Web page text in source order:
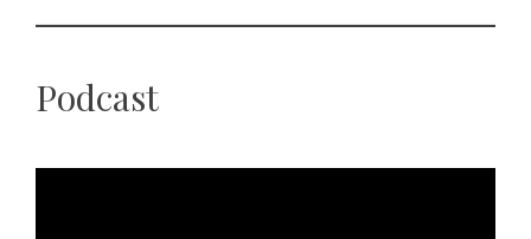
Podcast